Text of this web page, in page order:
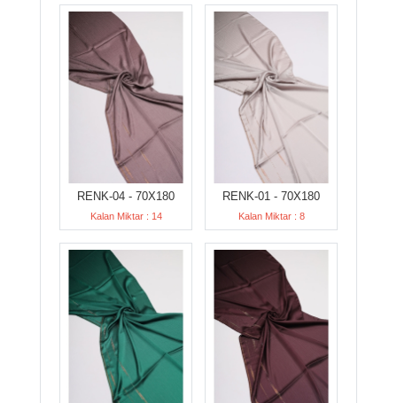
RENK-04 - 70X180
Kalan Miktar : 14
RENK-01 - 70X180
Kalan Miktar : 8